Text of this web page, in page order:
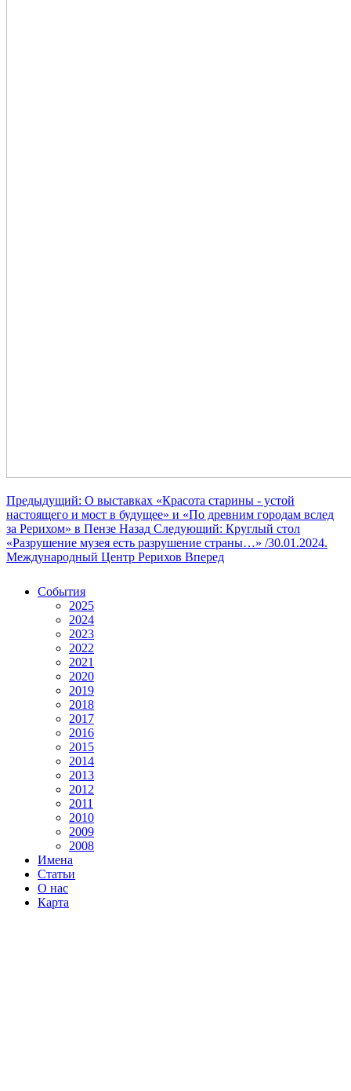
Предыдущий: О выставках «Красота старины - устой
настоящего и мост в будущее» и «По древним городам вслед
за Рерихом» в Пензе Назад Следующий: Круглый стол
«Разрушение музея есть разрушение страны…» /30.01.2024.
Международный Центр Рерихов Вперед
События
2025
2024
2023
2022
2021
2020
2019
2018
2017
2016
2015
2014
2013
2012
2011
2010
2009
2008
Имена
Статьи
О нас
Карта